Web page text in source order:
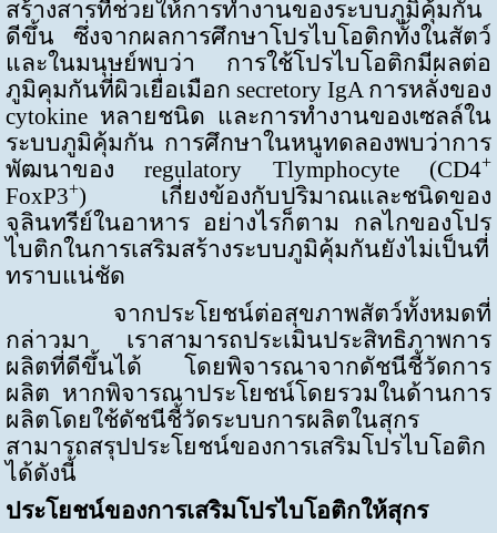
สร้างสารที่ช่วยให้การทำงานของระบบภูมิคุ้มกัน
ดีขึ้น ซึ่งจากผลการศึกษาโปรไบโอติกทั้งในสัตว์
และในมนุษย์พบว่า การใช้โปรไบโอติกมีผลต่อ
ภูมิคุมกันที่ผิวเยื่อเมือก secretory IgA การหลั่งของ
cytokineหลายชนิด และการทำงานของเซลล์ใน
ระบบภูมิคุ้มกัน การศึกษาในหนูทดลองพบว่าการ
พัฒนาของregulatory Tlymphocyte (CD4+
FoxP3+) เกี่ยงข้องกับปริมาณและชนิดของ
จุลินทรีย์ในอาหาร อย่างไรก็ตาม กลไกของโปร
ไบติกในการเสริมสร้างระบบภูมิคุ้มกันยังไม่เป็นที่
ทราบแน่ชัด
จากประโยชน์ต่อสุขภาพสัตว์ทั้งหมดที่
กล่าวมา เราสามารถประเมินประสิทธิภาพการ
ผลิตที่ดีขึ้นได้ โดยพิจารณาจากดัชนีชี้วัดการ
ผลิต หากพิจารณาประโยชน์โดยรวมในด้านการ
ผลิตโดยใช้ดัชนีชี้วัดระบบการผลิตในสุกร
สามารถสรุปประโยชน์ของการเสริมโปรไบโอติก
ได้ดังนี้
ประโยชน์ของการเสริมโปรไบโอติกให้สุกร